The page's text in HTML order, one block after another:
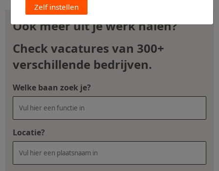
Ook méér uit je werk halen?
Check vacatures van 300+
verschillende bedrijven.
Welke baan zoek je?
Locatie?
Zelf instellen